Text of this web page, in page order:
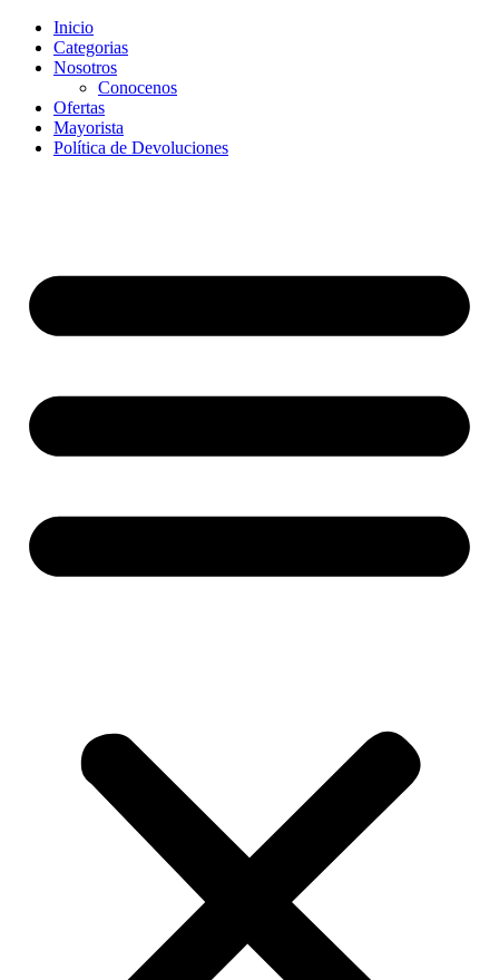
Inicio
Categorias
Nosotros
Conocenos
Ofertas
Mayorista
Política de Devoluciones